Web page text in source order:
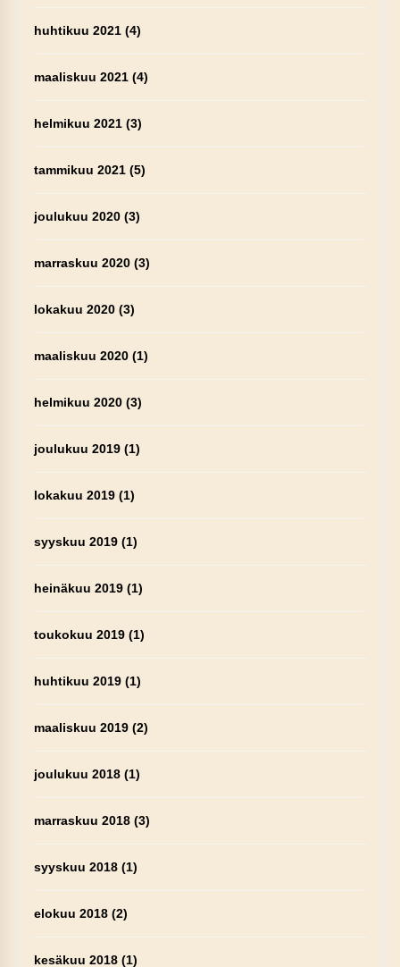
huhtikuu 2021(4)
maaliskuu 2021(4)
helmikuu 2021(3)
tammikuu 2021(5)
joulukuu 2020(3)
marraskuu 2020(3)
lokakuu 2020(3)
maaliskuu 2020(1)
helmikuu 2020(3)
joulukuu 2019(1)
lokakuu 2019(1)
syyskuu 2019(1)
heinäkuu 2019(1)
toukokuu 2019(1)
huhtikuu 2019(1)
maaliskuu 2019(2)
joulukuu 2018(1)
marraskuu 2018(3)
syyskuu 2018(1)
elokuu 2018(2)
kesäkuu 2018(1)